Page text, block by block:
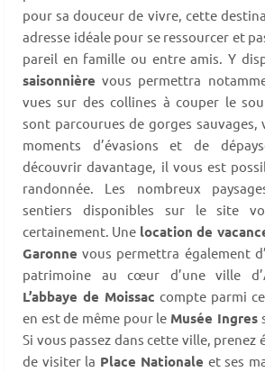
pour sa douceur de vivre, cette
adresse idéale pour se ressourcer et
pareil en famille ou entre amis. Y
saisonnière vous permettra
vues sur des collines à couper le
sont parcourues de gorges sauvages,
moments d’évasions et de
découvrir davantage, il vous est
randonnée. Les nombreux
sentiers disponibles sur le site
certainement. Une location de
Garonne vous permettra également
patrimoine au cœur d’une ville
L’abbaye de Moissac compte parmi
en est de même pour le Musée Ingres
Si vous passez dans cette ville, prenez
de visiter la Place Nationale et ses